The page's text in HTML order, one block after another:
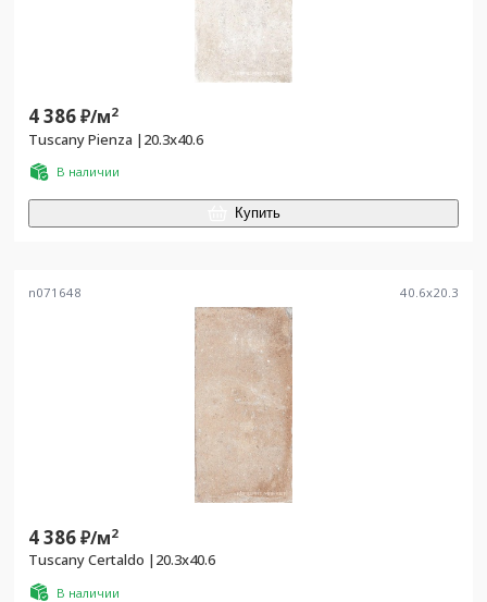
4 386₽/м2
Tuscany Pienza |20.3x40.6
В наличии
Купить
n071648 40.6x20.3
4 386₽/м2
Tuscany Certaldo |20.3x40.6
В наличии